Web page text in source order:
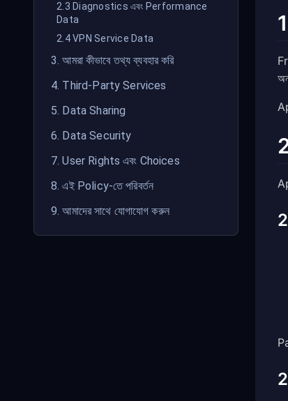
2.3 Diagnostics এবং Performance
Data
2.4 VPN Service Data
3. আমরা কীভাবে তথ্য ব্যবহার করি
4. Third-Party Services
5. Data Sharing
6. Data Security
7. User Rights এবং Choices
8. এই Policy-তে পরিবর্তন
9. আমাদের সাথে যোগাযোগ করুন